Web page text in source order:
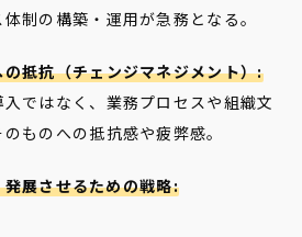
制の構築・運用が急務となる。
抵抗（チェンジマネジメント）:
ではなく、業務プロセスや組織文
ものへの抵抗感や疲弊感。
展させるための戦略: